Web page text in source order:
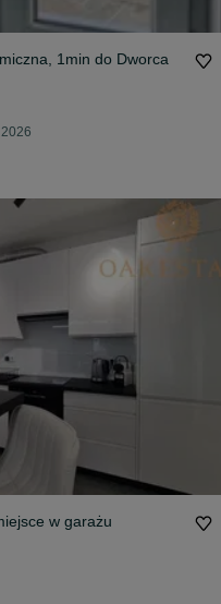
1min do Dworca
w garażu